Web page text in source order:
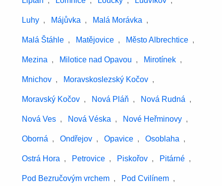
Luhy , Májůvka , Malá Morávka ,
Malá Štáhle , Matějovice , Město Albrechtice ,
Mezina , Milotice nad Opavou , Mirotínek ,
Mnichov , Moravskoslezský Kočov ,
Moravský Kočov , Nová Pláň , Nová Rudná ,
Nová Ves , Nová Véska , Nové Heřminovy ,
Oborná , Ondřejov , Opavice , Osoblaha ,
Ostrá Hora , Petrovice , Piskořov , Pitárné ,
Pod Bezručovým vrchem , Pod Cvilínem ,